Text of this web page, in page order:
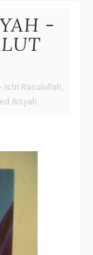
-
Istri Rasulullah,
Aisyah